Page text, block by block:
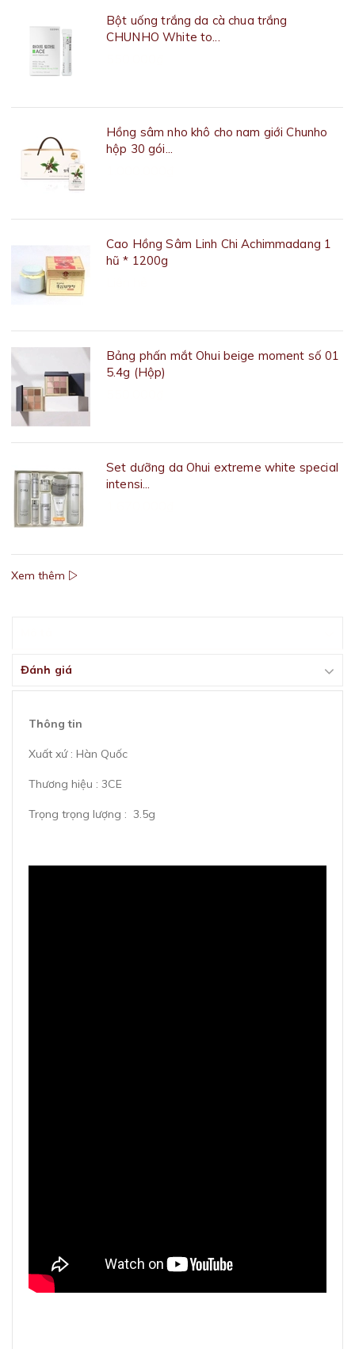
Bột uống trắng da cà chua trắng
CHUNHO White to...
Hồng sâm nho khô cho nam giới Chunho
hộp 30 gói...
Cao Hồng Sâm Linh Chi Achimmadang 1
hũ * 1200g
Bảng phấn mắt Ohui beige moment số 01
5.4g (Hộp)
Set dưỡng da Ohui extreme white special
intensi...
Xem thêm
Đánh giá
Thông tin
Xuất xứ : Hàn Quốc
Thương hiệu : 3CE
Trọng trọng lượng : 3.5g